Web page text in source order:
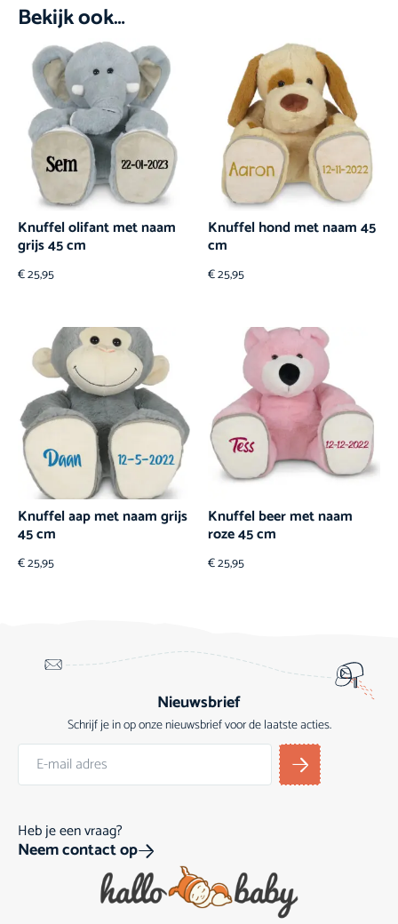
Bekijk ook…
Knuffel olifant met naam
grijs 45 cm
€25,95
Knuffel hond met naam 45
cm
€25,95
Knuffel aap met naam grijs
45 cm
€25,95
Knuffel beer met naam
roze 45 cm
€25,95
Nieuwsbrief
Schrijf je in op onze nieuwsbrief voor de laatste acties.
Heb je een vraag?
Neem contact op